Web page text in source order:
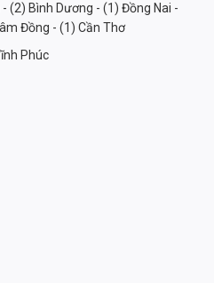
(2) Bình Dương - (1) Đồng Nai -
Đồng - (1) Cần Thơ
Phúc